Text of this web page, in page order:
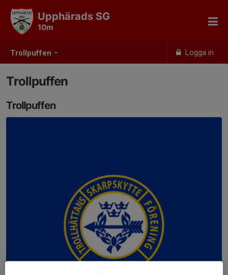
Trollpuffen Logga in
Upphärads SG
10m
Trollpuffen
Trollpuffen